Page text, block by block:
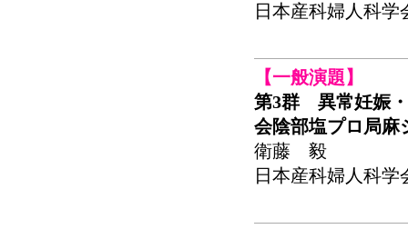
日本産科婦人科学
【一般演題】
第3群 異常妊娠
会陰部塩プロ局麻
衛藤 毅
日本産科婦人科学